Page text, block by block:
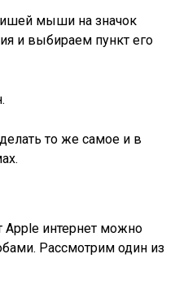
мыши на значок
и выбираем пункт его
то же самое и в
Apple интернет можно
Рассмотрим один из